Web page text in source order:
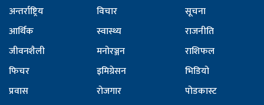
अन्तर्राष्ट्रिय
आर्थिक
जीवनशैली
फिचर
प्रवास
विचार
स्वास्थ्य
मनोरञ्जन
इमिग्रेसन
रोजगार
सूचना
राजनीति
राशिफल
भिडियो
पोडकास्ट